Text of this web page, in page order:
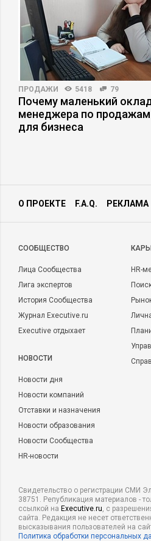
ПРОДАЖИ 5418 79
Почему маленький
менеджера по продажам
для бизнеса
О ПРОЕКТЕ F.A.Q. РЕКЛАМА
CООБЩЕСТВО
Лица Сообщества
Лига экспертов
История Сообщества
Журнал Executive.ru
Executive отдыхает
НОВОСТИ
Новости дня
Новости компаний
Отставки и назначения
Новости образования
Новости Сообщества
HR-новости
HR-
Свидетельство о регистрации СМИ
38751. Републикация материалов -
ссылкой на Executive.ru, с
сайта. Редакция не несет
высказывания пользователей на
Политика обработки персональных